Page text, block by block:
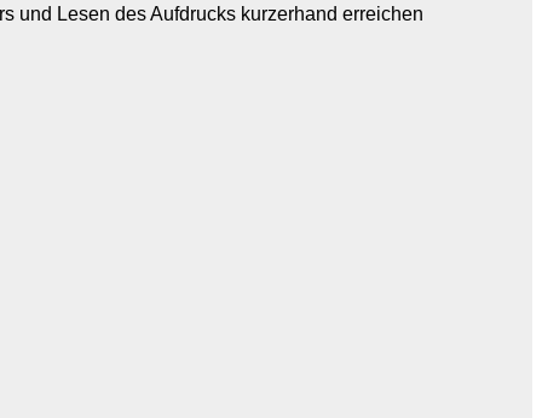
und Lesen des Aufdrucks kurzerhand erreichen